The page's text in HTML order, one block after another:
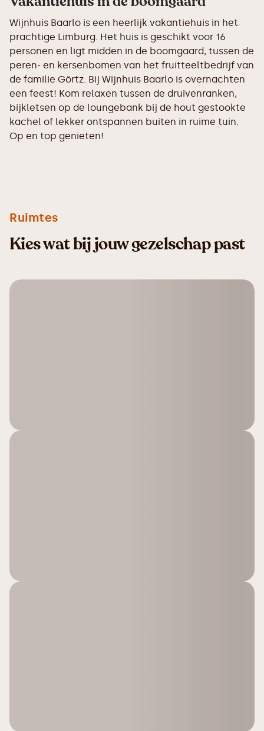
Wijnhuis Baarlo is een heerlijk vakantiehuis in het
prachtige Limburg. Het huis is geschikt voor 16
personen en ligt midden in de boomgaard, tussen de
peren- en kersenbomen van het fruitteeltbedrijf van
de familie Görtz. Bij Wijnhuis Baarlo is overnachten
een feest! Kom relaxen tussen de druivenranken,
bijkletsen op de loungebank bij de hout gestookte
kachel of lekker ontspannen buiten in ruime tuin.
Op en top genieten!
Ruimtes
Kies wat bij jouw gezelschap past